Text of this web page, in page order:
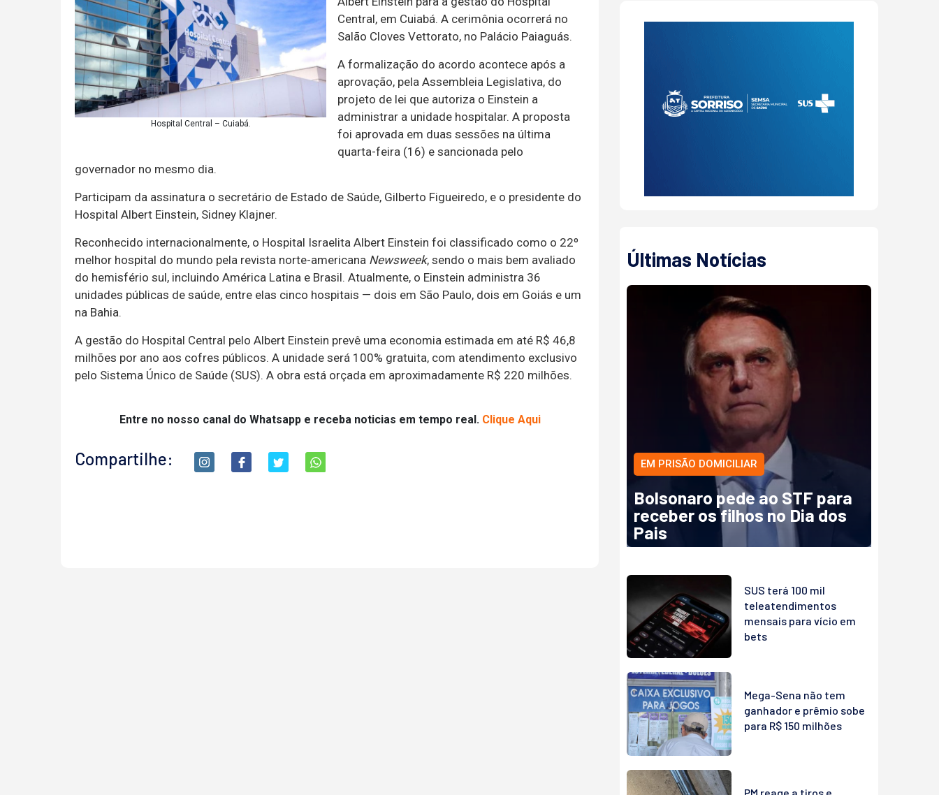
Hospital Central – Cuiabá.
Central, em Cuiabá. A cerimônia ocorrerá no
Salão Cloves Vettorato, no Palácio Paiaguás.
A formalização do acordo acontece após a
aprovação, pela Assembleia Legislativa, do
projeto de lei que autoriza o Einstein a
administrar a unidade hospitalar. A proposta
foi aprovada em duas sessões na última
quarta-feira (16) e sancionada pelo
governador no mesmo dia.
Participam da assinatura o secretário de Estado de Saúde, Gilberto Figueiredo, e o presidente do
Hospital Albert Einstein, Sidney Klajner.
Reconhecido internacionalmente, o Hospital Israelita Albert Einstein foi classificado como o 22º
melhor hospital do mundo pela revista norte-americana Newsweek, sendo o mais bem avaliado
do hemisfério sul, incluindo América Latina e Brasil. Atualmente, o Einstein administra 36
unidades públicas de saúde, entre elas cinco hospitais — dois em São Paulo, dois em Goiás e um
na Bahia.
A gestão do Hospital Central pelo Albert Einstein prevê uma economia estimada em até R$ 46,8
milhões por ano aos cofres públicos. A unidade será 100% gratuita, com atendimento exclusivo
pelo Sistema Único de Saúde (SUS). A obra está orçada em aproximadamente R$ 220 milhões.
Entre no nosso canal do Whatsapp e receba noticias em tempo real. Clique Aqui
Compartilhe:
Últimas Notícias
EM PRISÃO DOMICILIAR
Bolsonaro pede ao STF para
receber os filhos no Dia dos
Pais
SUS terá 100 mil
teleatendimentos
mensais para vício em
bets
Mega-Sena não tem
ganhador e prêmio sobe
para R$ 150 milhões